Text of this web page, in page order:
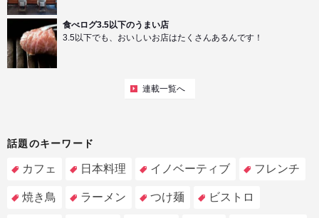
食べログ3.5以下のうまい店
3.5以下でも、おいしいお店はたくさんあるんです！
連載一覧へ
話題のキーワード
カフェ 日本料理 イノベーティブ フレンチ
焼き鳥 ラーメン つけ麺 ビストロ